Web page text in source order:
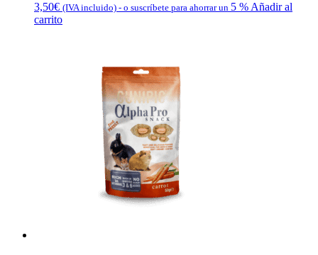
3,50€ (IVA incluido) - o suscríbete para ahorrar un 5 % Añadir al
carrito